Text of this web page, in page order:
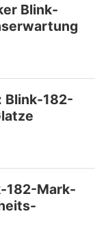
Blink-
Blink-182-
182-Mark-